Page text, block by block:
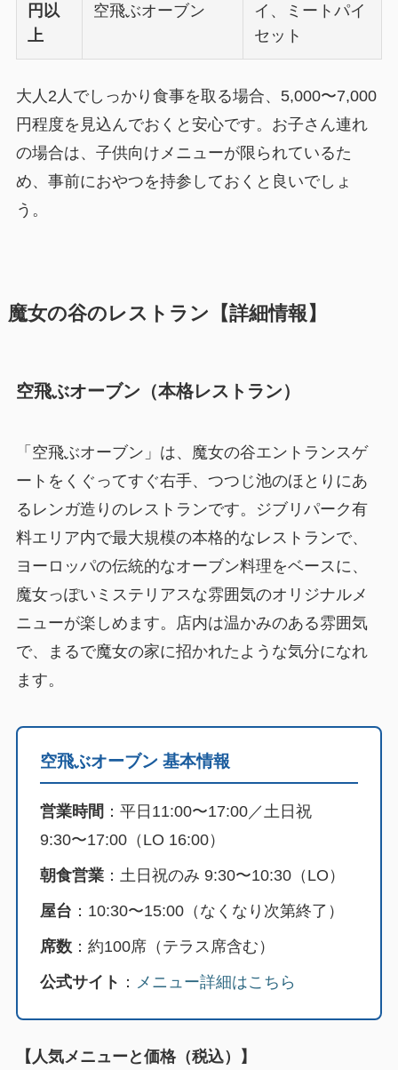
円以
上
空飛ぶオーブン
イ、ミートパイ
セット
大人2人でしっかり食事を取る場合、5,000〜7,000
円程度を見込んでおくと安心です。お子さん連れ
の場合は、子供向けメニューが限られているた
め、事前におやつを持参しておくと良いでしょ
う。
魔女の谷のレストラン【詳細情報】
空飛ぶオーブン（本格レストラン）
「空飛ぶオーブン」は、魔女の谷エントランスゲ
ートをくぐってすぐ右手、つつじ池のほとりにあ
るレンガ造りのレストランです。ジブリパーク有
料エリア内で最大規模の本格的なレストランで、
ヨーロッパの伝統的なオーブン料理をベースに、
魔女っぽいミステリアスな雰囲気のオリジナルメ
ニューが楽しめます。店内は温かみのある雰囲気
で、まるで魔女の家に招かれたような気分になれ
ます。
空飛ぶオーブン 基本情報
営業時間 ：平日11:00〜17:00／土日祝
9:30〜17:00（LO 16:00）
朝食営業：土日祝のみ 9:30〜10:30（LO）
屋台 ：10:30〜15:00（なくなり次第終了）
席数：約100席（テラス席含む）
公式サイト ： メニュー詳細はこちら
【人気メニューと価格（税込）】